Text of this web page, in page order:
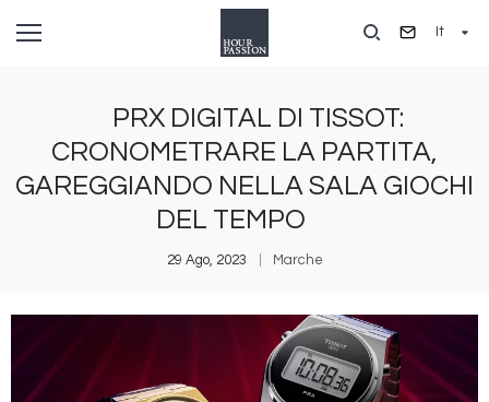
It
PRX DIGITAL DI TISSOT:
CRONOMETRARE LA PARTITA,
GAREGGIANDO NELLA SALA GIOCHI
DEL TEMPO
29 Ago, 2023 Marche